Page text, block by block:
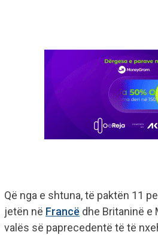
Që nga e shtuna, të paktën 11
jetën në Francë dhe Britaninë e
valës së paprecedentë të të